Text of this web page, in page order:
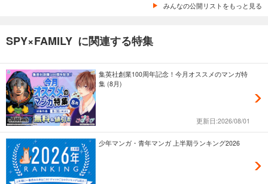
みんなの公開リストをもっと見る
SPY×FAMILY に関連する特集
集英社創業100周年記念！今月オススメのマンガ特
集 (8月)
更新日:2026/08/01
少年マンガ・青年マンガ 上半期ランキング2026